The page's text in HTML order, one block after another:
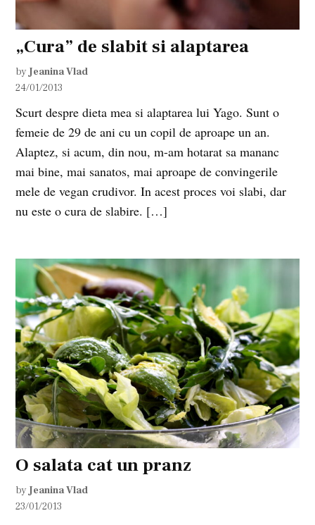
„Cura” de slabit si alaptarea
by Jeanina Vlad
24/01/2013
Scurt despre dieta mea si alaptarea lui Yago. Sunt o
femeie de 29 de ani cu un copil de aproape un an.
Alaptez, si acum, din nou, m-am hotarat sa mananc
mai bine, mai sanatos, mai aproape de convingerile
mele de vegan crudivor. In acest proces voi slabi, dar
nu este o cura de slabire. […]
O salata cat un pranz
by Jeanina Vlad
23/01/2013